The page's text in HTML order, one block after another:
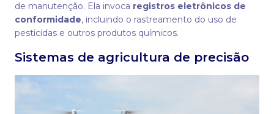
de manutenção. Ela invoca registros eletrônicos de
conformidade, incluindo o rastreamento do uso de
pesticidas e outros produtos químicos.
Sistemas de agricultura de precisão